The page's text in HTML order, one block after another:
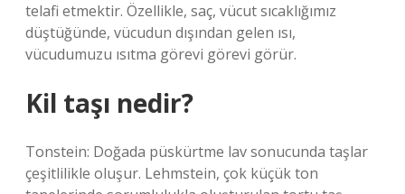
telafi etmektir. Özellikle, saç, vücut sıcaklığımız
düştüğünde, vücudun dışından gelen ısı,
vücudumuzu ısıtma görevi görevi görür.
Kil taşı nedir?
Tonstein: Doğada püskürtme lav sonucunda taşlar
çeşitlilikle oluşur. Lehmstein, çok küçük ton